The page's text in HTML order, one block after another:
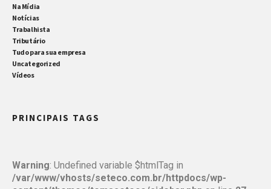
Na Mídia
Notícias
Trabalhista
Tributário
Tudo para sua empresa
Uncategorized
Vídeos
PRINCIPAIS TAGS
Warning: Undefined variable $htmlTag in
/var/www/vhosts/seteco.com.br/httpdocs/wp-